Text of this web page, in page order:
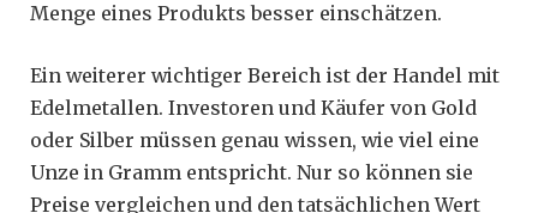
Menge eines Produkts besser einschätzen.
Ein weiterer wichtiger Bereich ist der Handel mit
Edelmetallen. Investoren und Käufer von Gold
oder Silber müssen genau wissen, wie viel eine
Unze in Gramm entspricht. Nur so können sie
Preise vergleichen und den tatsächlichen Wert